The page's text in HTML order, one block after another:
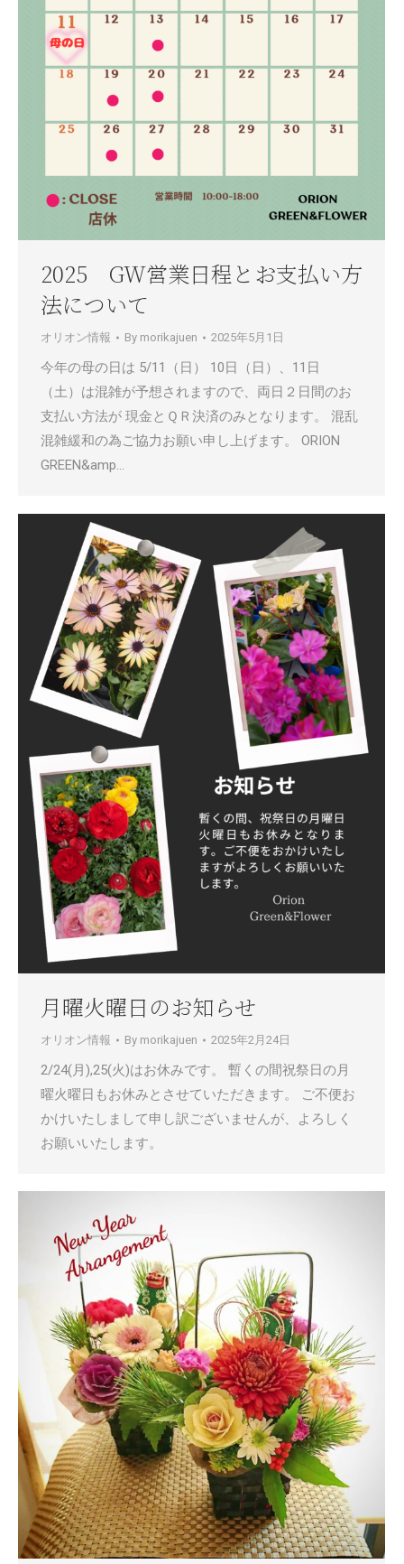
2025 GW営業日程とお支払い方
法について
オリオン情報 By morikajuen 2025年5月1日
今年の母の日は 5/11（日） 10日（日）、11日
（土）は混雑が予想されますので、両日２日間のお
支払い方法が 現金とＱＲ決済のみとなります。 混乱
混雑緩和の為ご協力お願い申し上げます。 ORION
GREEN&amp…
月曜火曜日のお知らせ
オリオン情報 By morikajuen 2025年2月24日
2/24(月),25(火)はお休みです。 暫くの間祝祭日の月
曜火曜日もお休みとさせていただきます。 ご不便お
かけいたしまして申し訳ございませんが、よろしく
お願いいたします。